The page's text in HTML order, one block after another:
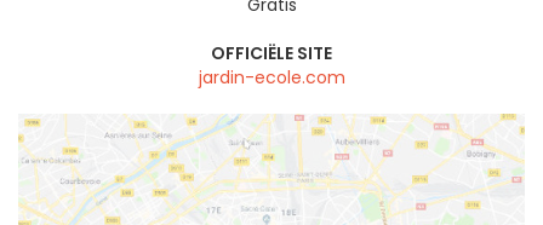
Gratis
OFFICIËLE SITE
jardin-ecole.com